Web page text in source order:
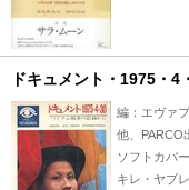
ドキュメント・1975・4
編：エヴァ
他、PARCO
ソフトカ
キレ・ヤブ